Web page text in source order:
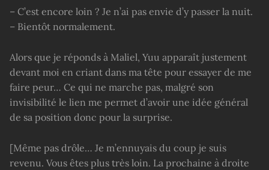
– C’est encore loin ? Je n’ai pas envie d’y passer la nuit.
– Bientôt normalement.
Alors que je réponds à Maliel, Yuu apparaît justement
devant moi en criant dans ma tête pour essayer de me
faire peur… Ce qui ne marche pas, malgré son
invisibilité le lien me permet d’avoir une idée général
de sa position donc pour la surprise.
[Même pas drôle… Je m’ennuyais du coup je suis
revenu. Vous êtes plus très loin. La prochaine à droite